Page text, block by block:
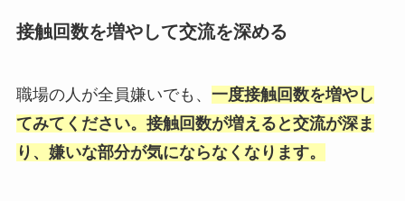
接触回数を増やして交流を深める
職場の人が全員嫌いでも、 一度接触回数を増やし
てみてください。接触回数が増えると交流が深ま
り、嫌いな部分が気にならなくなります。